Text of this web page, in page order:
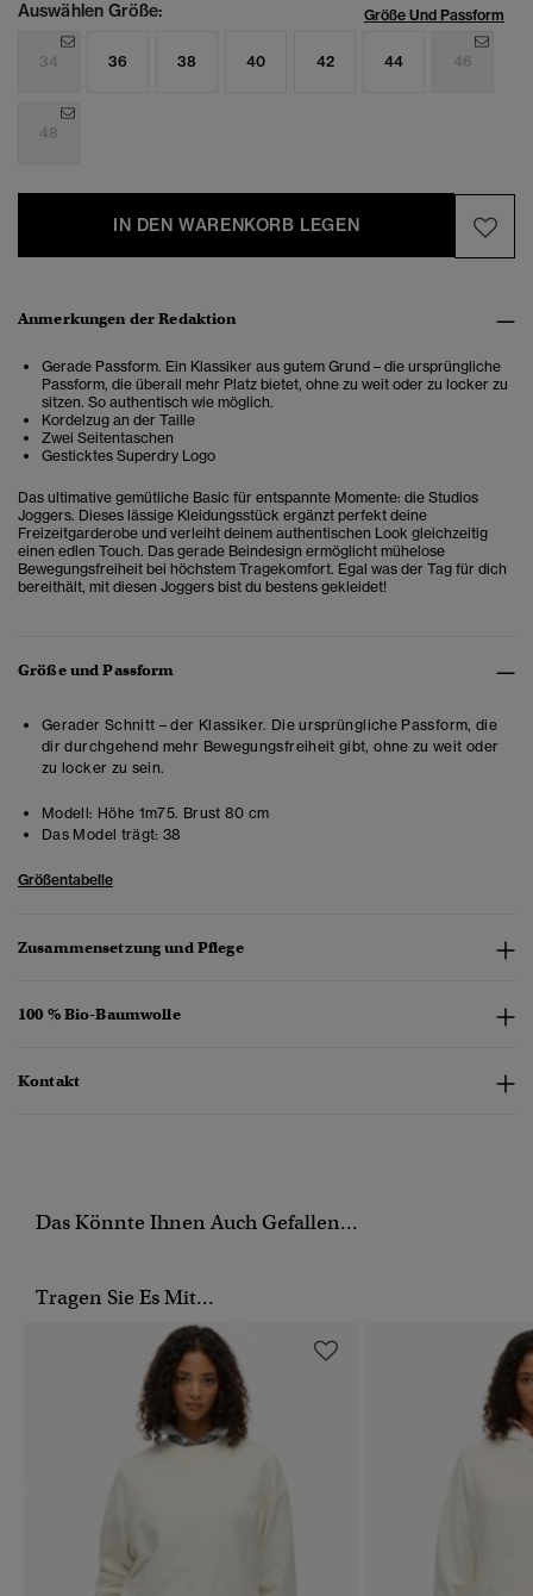
Auswählen Größe: Größe Und Passform
34 36 38 40 42 44 46
48
IN DEN WARENKORB LEGEN
Anmerkungen der Redaktion
Gerade Passform. Ein Klassiker aus gutem Grund – die ursprüngliche
Passform, die überall mehr Platz bietet, ohne zu weit oder zu locker zu
sitzen. So authentisch wie möglich.
Kordelzug an der Taille
Zwei Seitentaschen
Gesticktes Superdry Logo
Das ultimative gemütliche Basic für entspannte Momente: die Studios
Joggers. Dieses lässige Kleidungsstück ergänzt perfekt deine
Freizeitgarderobe und verleiht deinem authentischen Look gleichzeitig
einen edlen Touch. Das gerade Beindesign ermöglicht mühelose
Bewegungsfreiheit bei höchstem Tragekomfort. Egal was der Tag für dich
bereithält, mit diesen Joggers bist du bestens gekleidet!
Größe und Passform
Gerader Schnitt – der Klassiker. Die ursprüngliche Passform, die
dir durchgehend mehr Bewegungsfreiheit gibt, ohne zu weit oder
zu locker zu sein.
Modell: Höhe 1m75. Brust 80 cm
Das Model trägt: 38
Größentabelle
Zusammensetzung und Pflege
100 % Bio-Baumwolle
Kontakt
Das Könnte Ihnen Auch Gefallen...
Tragen Sie Es Mit...